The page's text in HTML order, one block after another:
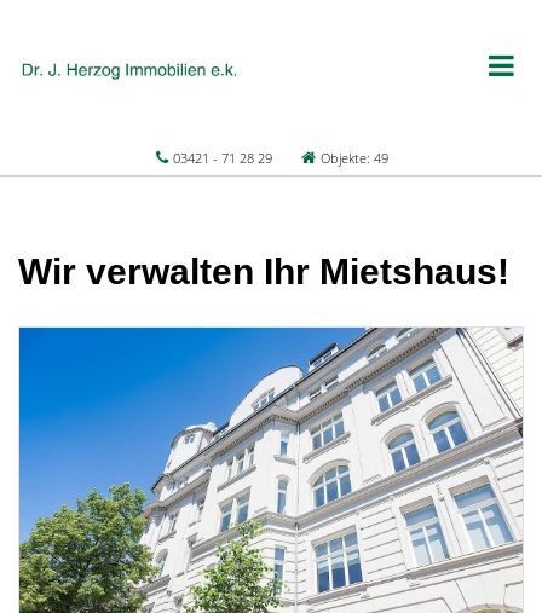
03421 - 71 28 29 Objekte: 49
Wir verwalten Ihr Mietshaus!